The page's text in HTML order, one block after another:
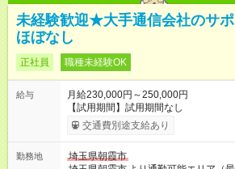
未経験歓迎★大手通信会社のサ
ほぼなし
正社員 職種未経験OK
給与
月給230,000円～250,000円
【試用期間】試用期間なし
交通費別途支給あり
勤務地
埼玉県朝霞市